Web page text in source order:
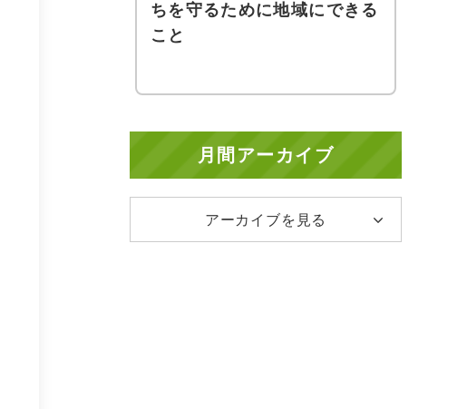
ちを守るために地域にできる
こと
月間アーカイブ
アーカイブを見る